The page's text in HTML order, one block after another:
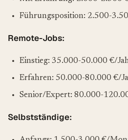
Führungsposition: 2.500-
Remote-Jobs:
Einstieg: 35.000-50.000 €/
Erfahren: 50.000-80.000 €/
Senior/Expert: 80.000-
Selbstständige: